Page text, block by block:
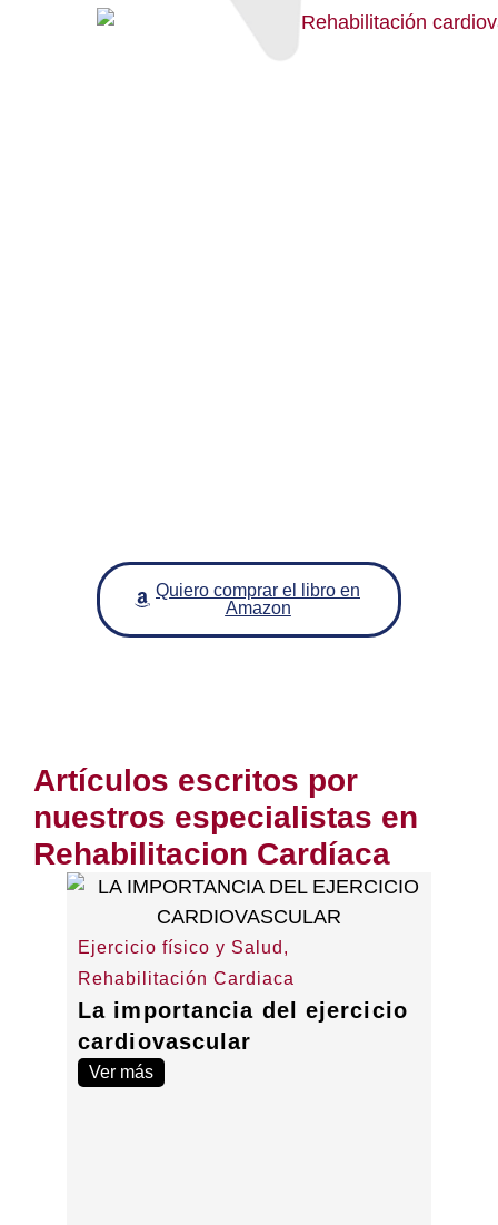
Quiero comprar el libro en
Amazon
Artículos escritos por
nuestros especialistas en
Rehabilitacion Cardíaca
Ejercicio físico y Salud ,
Rehabilitación Cardiaca
La importancia del ejercicio
cardiovascular
Ver más